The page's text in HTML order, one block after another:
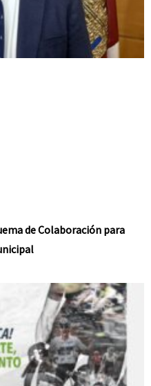
de Colaboración para